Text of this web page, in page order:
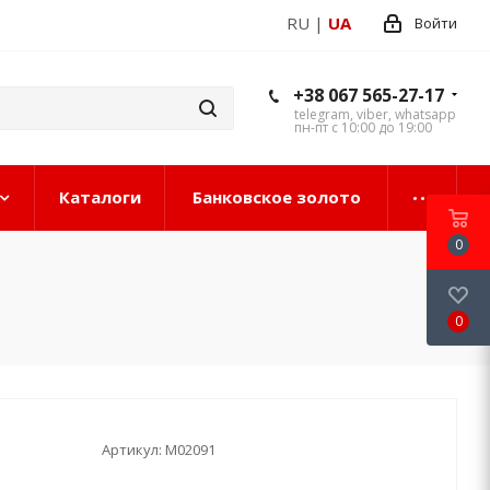
Войти
RU | UA
+38 067 565-27-17
telegram, viber, whatsapp
пн-пт с 10:00 до 19:00
Каталоги Банковское золото
Артикул: М02091
0
0